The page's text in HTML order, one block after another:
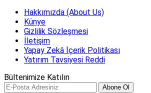
Hakkımızda (About Us)
Künye
Gizlilik Sözleşmesi
İletişim
Yapay Zekâ İçerik Politikası
Yatırım Tavsiyesi Reddi
Bültenimize Katılın
Abone Ol